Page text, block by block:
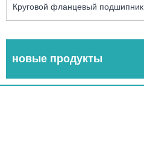
Круговой фланцевый подшипник
новые продукты